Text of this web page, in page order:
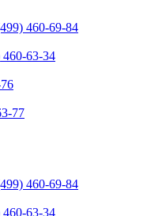
460-69-84
63-34
77
460-69-84
63-34